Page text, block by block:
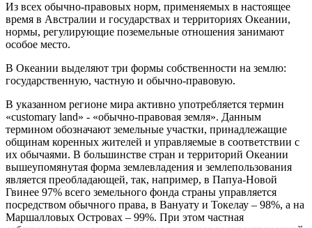
Из всех обычно-правовых норм, применяемых в настоящее
время в Австралии и государствах и территориях Океании,
нормы, регулирующие поземельные отношения занимают
особое место.
В Океании выделяют три формы собственности на землю:
государственную, частную и обычно-правовую.
В указанном регионе мира активно употребляется термин
«customary land» - «обычно-правовая земля». Данным
термином обозначают земельные участки, принадлежащие
общинам коренных жителей и управляемые в соответствии с
их обычаями. В большинстве стран и территорий Океании
вышеупомянутая форма землевладения и землепользования
является преобладающей, так, например, в Папуа-Новой
Гвинее 97% всего земельного фонда страны управляется
посредством обычного права, в Вануату и Токелау – 98%, а на
Маршалловых Островах – 99%. При этом частная